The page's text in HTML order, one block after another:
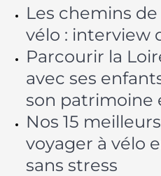
Les chemins
vélo : interview
Parcourir la
avec ses
son patrimoine
Nos 15
voyager à vélo
sans stress